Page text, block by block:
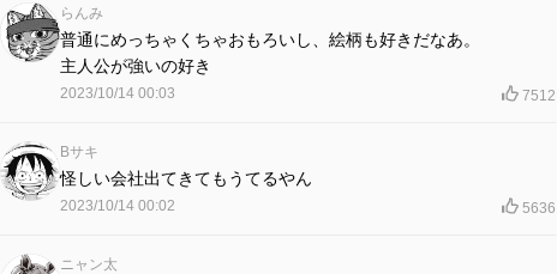
らんみ
普通にめっちゃくちゃおもろいし、絵柄も好きだなあ。
主人公が強いの好き
2023/10/14 00:03 7512
Bサキ
怪しい会社出てきてもうてるやん
2023/10/14 00:02 5636
ニャン太